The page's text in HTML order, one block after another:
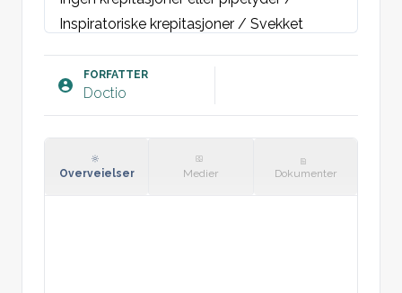
Inspiratoriske krepitasjoner / Svekket
Abdomen: Bløt og uøm. Ingen palperbare
patologiske funn. Ingen tegn til
cyanose. Kapillærfylning < 2 sek.
FORFATTER
Doctio
Overveielser Medier Dokumenter